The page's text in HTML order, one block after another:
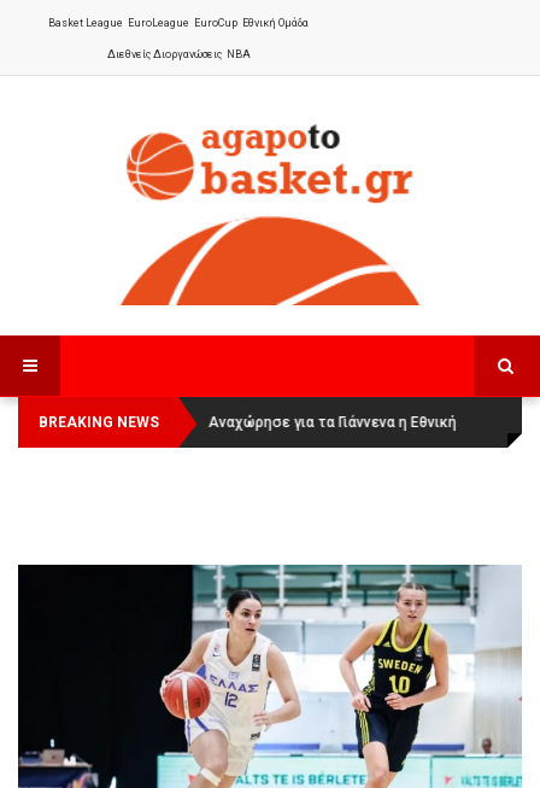
Basket League EuroLeague EuroCup Εθνική Ομάδα
Διεθνείς Διοργανώσεις NBA
BREAKING NEWS
Οι Πάνθηρες Καβάλας στην Women
Basketball League 1
Αναχώρησε για τα Γιάννενα η Εθνική
Γυναικών: